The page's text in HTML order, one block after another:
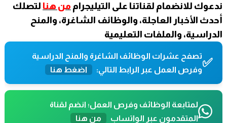
ندعوك للانضمام لقناتنا على التيليجرام من هنا لتصلك
أحدث الأخبار العاجلة، والوظائف الشاغرة، والمنح
الدراسية، والملفات التعليمية
✅تصفح عشرات الوظائف الشاغرة والمنح الدراسية
وفرص العمل عبر الرابط التالي:
اضغط هنا
لمتابعة الوظائف وفرص العمل؛ انضم لقناة
المتقدمون عبر الواتساب
من هنا